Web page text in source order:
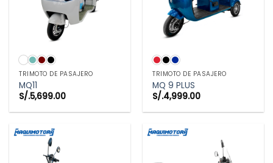
TRIMOTO DE PASAJERO
MQ11
S/.5,699.00
TRIMOTO DE PASAJERO
MQ 9 PLUS
S/.4,999.00